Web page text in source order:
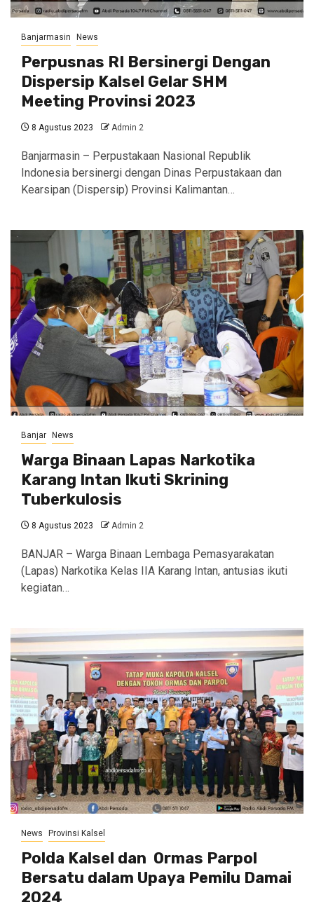
Banjarmasin News
Perpusnas RI Bersinergi Dengan
Dispersip Kalsel Gelar SHM
Meeting Provinsi 2023
8 Agustus 2023 Admin 2
Banjarmasin – Perpustakaan Nasional Republik
Indonesia bersinergi dengan Dinas Perpustakaan dan
Kearsipan (Dispersip) Provinsi Kalimantan…
Banjar News
Warga Binaan Lapas Narkotika
Karang Intan Ikuti Skrining
Tuberkulosis
8 Agustus 2023 Admin 2
BANJAR – Warga Binaan Lembaga Pemasyarakatan
(Lapas) Narkotika Kelas IIA Karang Intan, antusias ikuti
kegiatan…
News Provinsi Kalsel
Polda Kalsel dan Ormas Parpol
Bersatu dalam Upaya Pemilu Damai
2024